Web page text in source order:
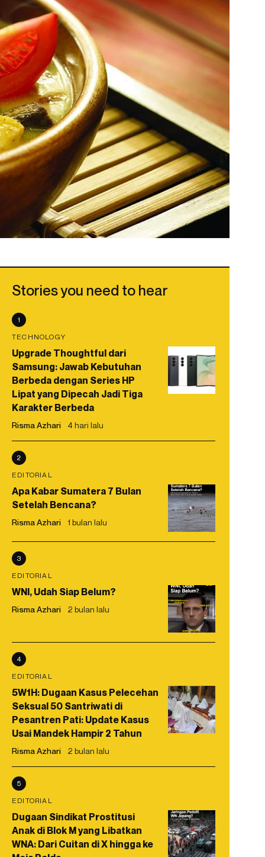
Stories you need to hear
1
TECHNOLOGY
Upgrade Thoughtful dari
Samsung: Jawab Kebutuhan
Berbeda dengan Series HP
Lipat yang Dipecah Jadi Tiga
Karakter Berbeda
Risma Azhari 4 hari lalu
2
EDITORIAL
Apa Kabar Sumatera 7 Bulan
Setelah Bencana?
Risma Azhari 1 bulan lalu
3
EDITORIAL
WNI, Udah Siap Belum?
Risma Azhari 2 bulan lalu
4
EDITORIAL
5W1H: Dugaan Kasus Pelecehan
Seksual 50 Santriwati di
Pesantren Pati: Update Kasus
Usai Mandek Hampir 2 Tahun
Risma Azhari 2 bulan lalu
5
EDITORIAL
Dugaan Sindikat Prostitusi
Anak di Blok M yang Libatkan
WNA: Dari Cuitan di X hingga ke